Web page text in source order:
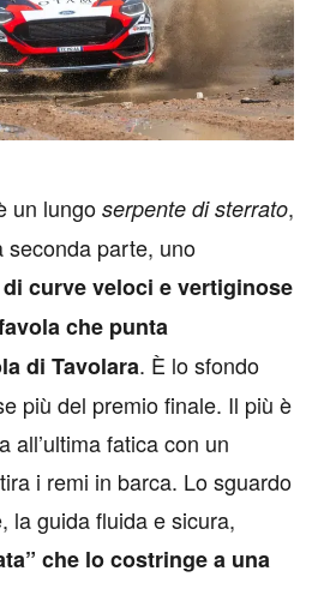
un lungoserpente di sterrato,
seconda parte, uno
curve veloci e vertiginose
che punta
di Tavolara. È lo sfondo
più del premio finale. Il più è
all’ultima fatica con un
i remi in barca. Lo sguardo
la guida fluida e sicura,
che lo costringe a una